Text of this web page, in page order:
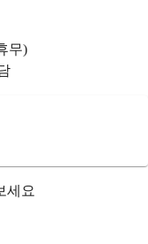
무)
세요